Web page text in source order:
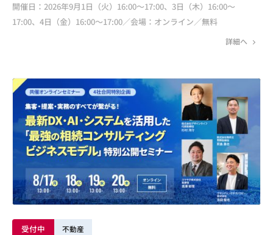
開催日：2026年9月1日（火）16:00～17:00、3日（木）16:00～
17:00、4日（金）16:00～17:00／会場：オンライン／無料
詳細へ
受付中 不動産